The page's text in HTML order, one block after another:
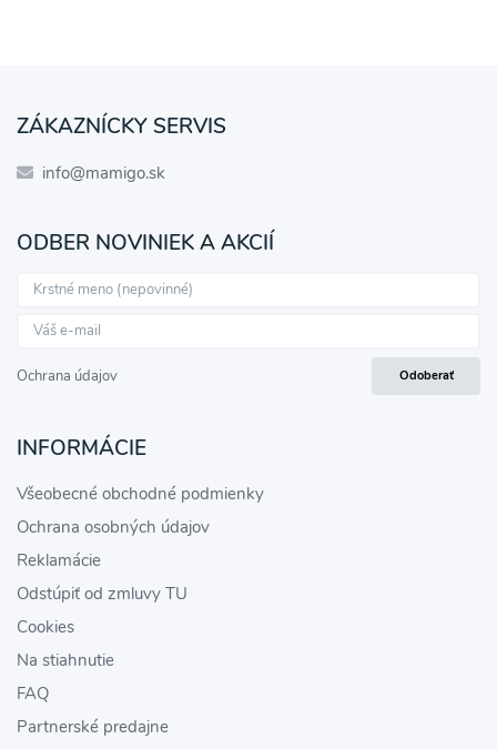
ZÁKAZNÍCKY SERVIS
info@mamigo.sk
ODBER NOVINIEK A AKCIÍ
Ochrana údajov Odoberať
INFORMÁCIE
Všeobecné obchodné podmienky
Ochrana osobných údajov
Reklamácie
Odstúpiť od zmluvy TU
Cookies
Na stiahnutie
FAQ
Partnerské predajne